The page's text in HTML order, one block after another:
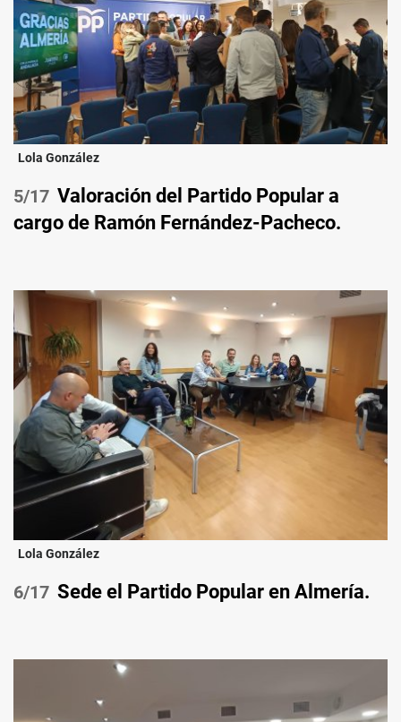
Lola González
/17 Valoración del Partido Popular a
cargo de Ramón Fernández-Pacheco.
Lola González
/17 Sede el Partido Popular en Almería.